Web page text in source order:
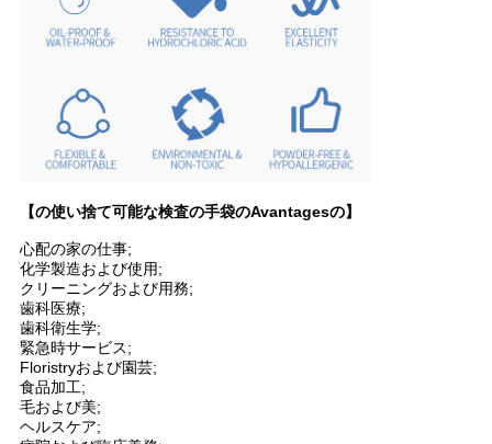
【の使い捨て可能な検査の手袋のAvantagesの】
心配の家の仕事;
化学製造および使用;
クリーニングおよび用務;
歯科医療;
歯科衛生学;
緊急時サービス;
Floristryおよび園芸;
食品加工;
毛および美;
ヘルスケア;